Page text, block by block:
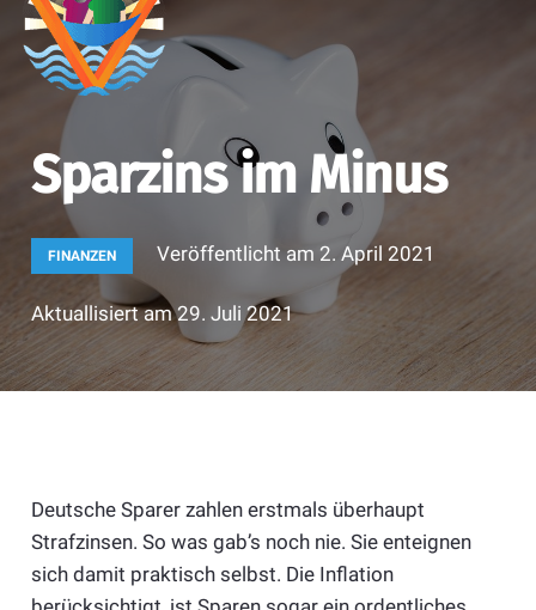
Sparzins im Minus
FINANZEN Veröffentlicht am2. April 2021
Aktuallisiert am29. Juli 2021
Deutsche Sparer zahlen erstmals überhaupt
Strafzinsen. So was gab’s noch nie. Sie enteignen
sich damit praktisch selbst. Die Inflation